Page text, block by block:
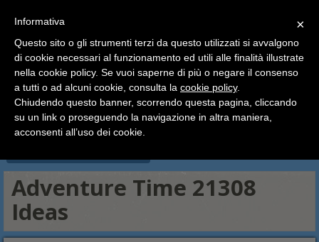
HOME Lego
Lego Ideas - Cuusoo
Adventure Time 21308 Ideas
Lego Minifigures
Lego Harry Potter e Fantastic Beast
Lego Dimensions
Lego Ideas - Cuusoo
Lego Architecture
Esclusive, Modulari ed Edizioni Speciali
Adventure Time 21308
Ideas
×
Ciao a tutti, il negozio sarà chiuso dal 9/08 al 24/08
compreso.
Tutti gli ordini effettuati dopo le 15:00 del 07/08 verranno
spediti a partire dal giorno 25/08.
Buone vacanze a tutti dallo staff di Pianeta Hobby
×
Informativa
Questo sito o gli strumenti terzi da questo utilizzati si avvalgono
di cookie necessari al funzionamento ed utili alle finalità illustrate
nella cookie policy. Se vuoi saperne di più o negare il consenso
a tutti o ad alcuni cookie, consulta la cookie policy.
Chiudendo questo banner, scorrendo questa pagina, cliccando
su un link o proseguendo la navigazione in altra maniera,
acconsenti all’uso dei cookie.